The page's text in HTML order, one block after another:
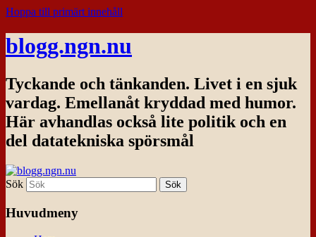
Hoppa till primärt innehåll
blogg.ngn.nu
Tyckande och tänkanden. Livet i en sjuk
vardag. Emellanåt kryddad med humor.
Här avhandlas också lite politik och en
del datatekniska spörsmål
Sök
Huvudmeny